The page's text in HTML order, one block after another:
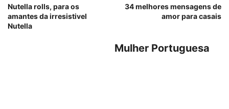
Nutella rolls, para os
amantes da irresistivel
Nutella
34 melhores mensagens de
amor para casais
Mulher Portuguesa